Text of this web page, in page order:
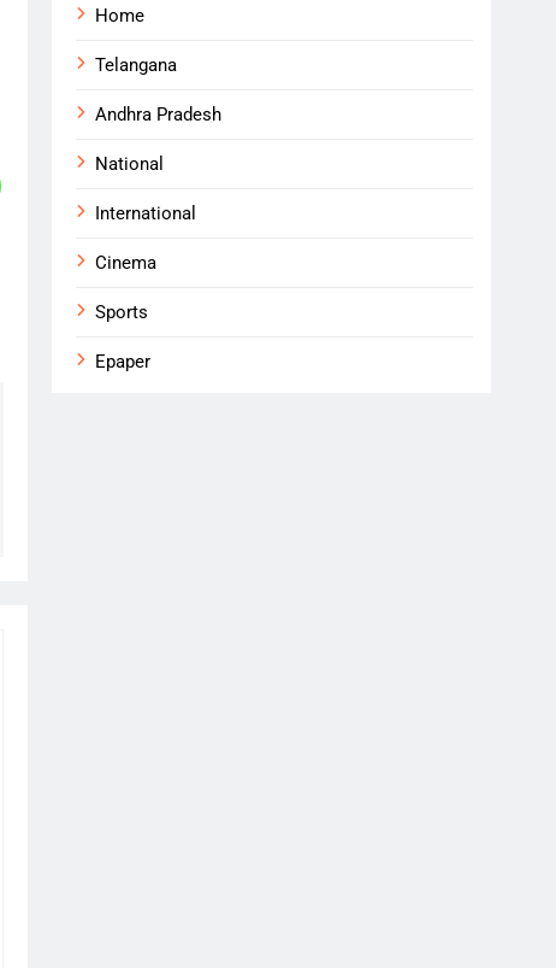
Home
Telangana
Andhra Pradesh
National
International
Cinema
Sports
Epaper